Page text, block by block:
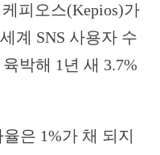
피오스(Kepios)가
계 SNS 사용자 수
박해 1년 새 3.7%
은 1%가 채 되지